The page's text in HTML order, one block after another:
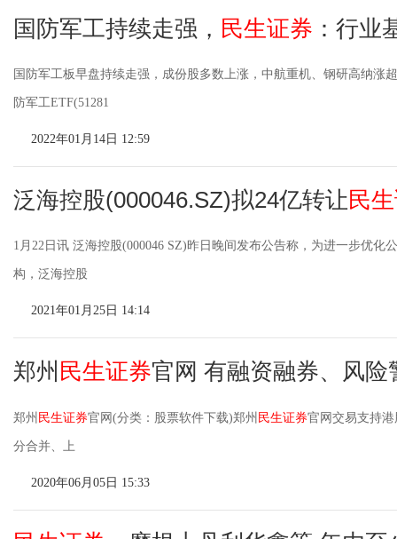
国防军工持续走强， 民生证券 ：行业
国防军工板早盘持续走强，成份股多数上涨，中航重机、钢研高纳涨
防军工ETF(51281
2022年01月14日 12:59
泛海控股(000046.SZ)拟24亿转让民
1月22日讯 泛海控股(000046 SZ)昨日晚间发布公告称，为进一步优化
构，泛海控股
2021年01月25日 14:14
郑州 民生证券官网 有融资融券、风
郑州 民生证券官网(分类：股票软件下载)郑州 民生证券官网交易支持
分合并、上
2020年06月05日 15:33